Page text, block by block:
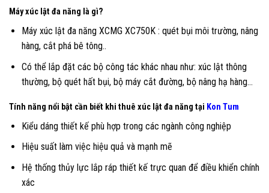
Máy xúc lật đa năng là gì?
Máy xúc lật đa năng XCMG XC750K : quét bụi môi trường, nâng
hàng, cắt phá bê tông..
Có thể lắp đặt các bộ công tác khác nhau như: xúc lật thông
thường, bộ quét hất bụi, bộ máy cắt đường, bộ nâng hạ hàng…
Tính năng nổi bật cần biết khi thuê xúc lật đa năng tại Kon Tum
Kiểu dáng thiết kế phù hợp trong các ngành công nghiệp
Hiệu suất làm việc hiệu quả và mạnh mẽ
Hệ thống thủy lực lắp ráp thiết kế trực quan để điều khiển chính
xác